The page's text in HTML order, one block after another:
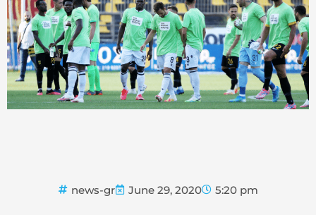
news-gr June 29, 2020 5:20 pm